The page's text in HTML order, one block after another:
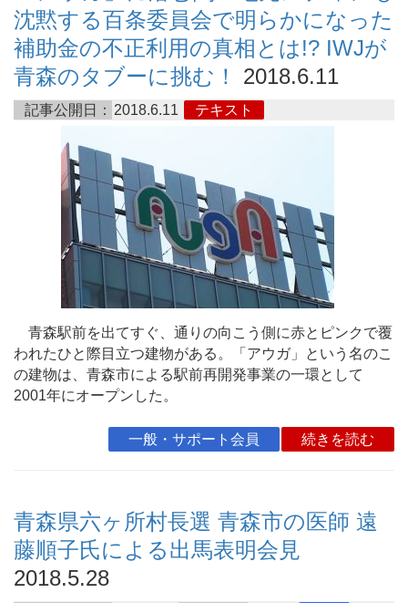
沈黙する百条委員会で明らかになった
補助金の不正利用の真相とは!? IWJが
青森のタブーに挑む！
2018.6.11
記事公開日： 2018.6.11 テキスト
青森駅前を出てすぐ、通りの向こう側に赤とピンクで覆
われたひと際目立つ建物がある。「アウガ」という名のこ
の建物は、青森市による駅前再開発事業の一環として
2001年にオープンした。
一般・サポート会員 続きを読む
青森県六ヶ所村長選 青森市の医師 遠
藤順子氏による出馬表明会見
2018.5.28